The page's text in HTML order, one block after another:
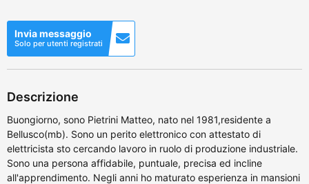
Invia messaggio
Solo per utenti registrati
Descrizione
Buongiorno, sono Pietrini Matteo, nato nel 1981,residente a
Bellusco(mb). Sono un perito elettronico con attestato di
elettricista sto cercando lavoro in ruolo di produzione industriale.
Sono una persona affidabile, puntuale, precisa ed incline
all'apprendimento. Negli anni ho maturato esperienza in mansioni